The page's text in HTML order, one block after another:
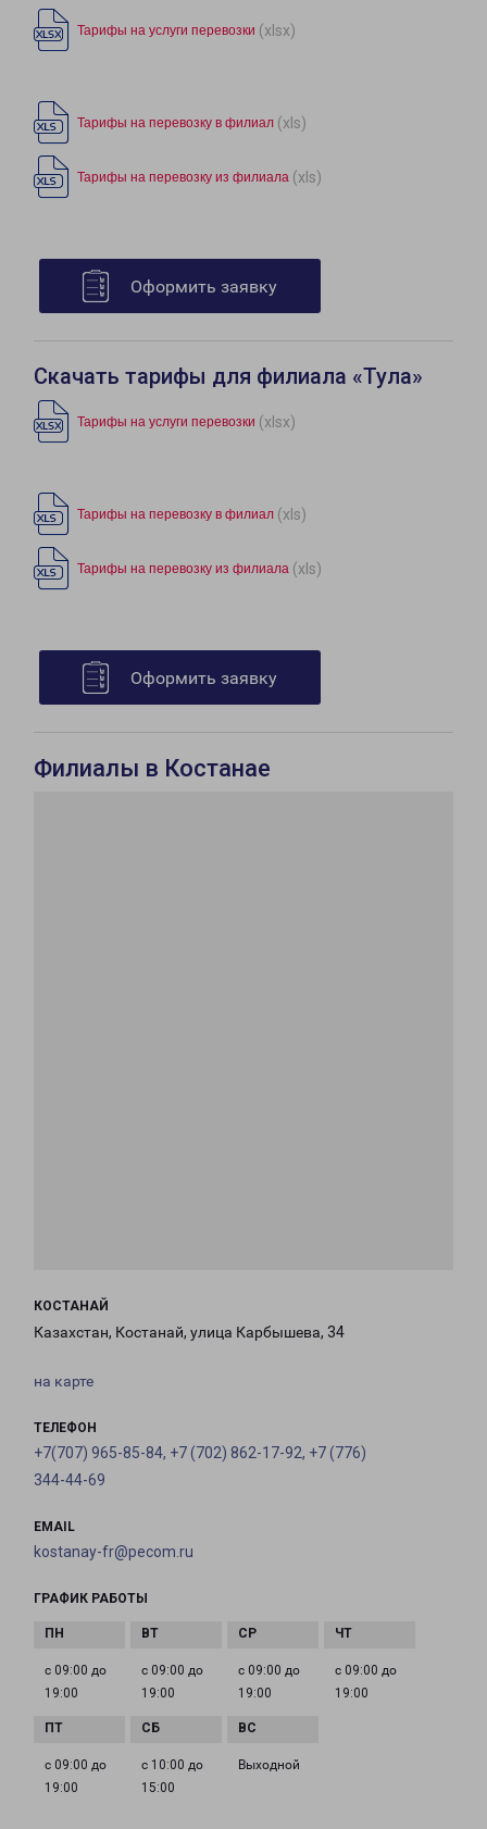
Тарифы на услуги перевозки (xlsx)
Тарифы на перевозку в филиал (xls)
Тарифы на перевозку из филиала (xls)
Оформить заявку
Скачать тарифы для филиала «Тула»
Тарифы на услуги перевозки (xlsx)
Тарифы на перевозку в филиал (xls)
Тарифы на перевозку из филиала (xls)
Оформить заявку
Филиалы в Костанае
КОСТАНАЙ
Казахстан, Костанай, улица Карбышева, 34
на карте
ТЕЛЕФОН
+7(707) 965-85-84, +7 (702) 862-17-92, +7 (776)
344-44-69
EMAIL
kostanay-fr@pecom.ru
ГРАФИК РАБОТЫ
с 09:00 до
19:00
с 09:00 до
19:00
с 09:00 до
19:00
с 09:00 до
19:00
с 09:00 до
19:00
с 10:00 до
15:00
Выходной